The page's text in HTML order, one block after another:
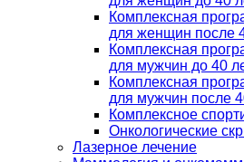
Комплексная
для женщин после
Комплексная
для мужчин до 40
Комплексная
для мужчин после
Комплексное
Онкологические
Лазерное лечение